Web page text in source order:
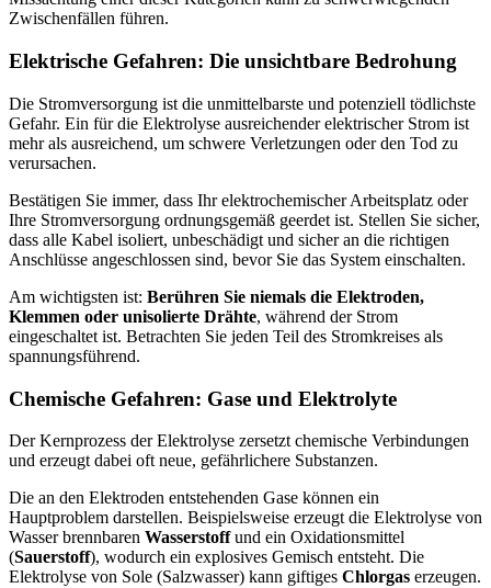
Zwischenfällen führen.
Elektrische Gefahren: Die unsichtbare Bedrohung
Die Stromversorgung ist die unmittelbarste und potenziell tödlichste
Gefahr. Ein für die Elektrolyse ausreichender elektrischer Strom ist
mehr als ausreichend, um schwere Verletzungen oder den Tod zu
verursachen.
Bestätigen Sie immer, dass Ihr elektrochemischer Arbeitsplatz oder
Ihre Stromversorgung ordnungsgemäß geerdet ist. Stellen Sie sicher,
dass alle Kabel isoliert, unbeschädigt und sicher an die richtigen
Anschlüsse angeschlossen sind, bevor Sie das System einschalten.
Am wichtigsten ist: Berühren Sie niemals die Elektroden,
Klemmen oder unisolierte Drähte, während der Strom
eingeschaltet ist. Betrachten Sie jeden Teil des Stromkreises als
spannungsführend.
Chemische Gefahren: Gase und Elektrolyte
Der Kernprozess der Elektrolyse zersetzt chemische Verbindungen
und erzeugt dabei oft neue, gefährlichere Substanzen.
Die an den Elektroden entstehenden Gase können ein
Hauptproblem darstellen. Beispielsweise erzeugt die Elektrolyse von
Wasser brennbaren Wasserstoffund ein Oxidationsmittel
(Sauerstoff), wodurch ein explosives Gemisch entsteht. Die
Elektrolyse von Sole (Salzwasser) kann giftiges Chlorgas erzeugen.